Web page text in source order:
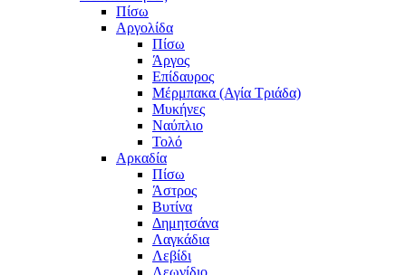
Πίσω
Αργολίδα
Πίσω
Άργος
Επίδαυρος
Μέρμπακα (Αγία Τριάδα)
Μυκήνες
Ναύπλιο
Τολό
Αρκαδία
Πίσω
Άστρος
Βυτίνα
Δημητσάνα
Λαγκάδια
Λεβίδι
Λεωνίδιο